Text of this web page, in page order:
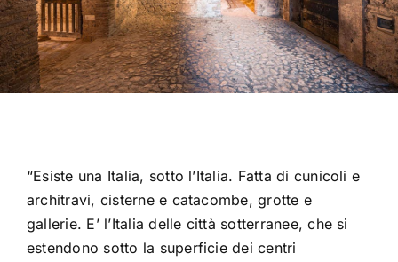
“Esiste una Italia, sotto l’Italia. Fatta di cunicoli e
architravi, cisterne e catacombe, grotte e
gallerie. E’ l’Italia delle città sotterranee, che si
estendono sotto la superficie dei centri